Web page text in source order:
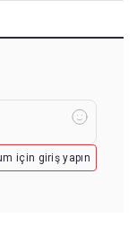
için giriş yapın